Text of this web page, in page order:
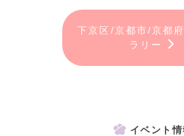
下京区/京都市/京都
ラリー
イベント情